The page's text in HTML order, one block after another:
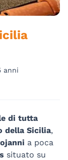
anni
di tutta
della Sicilia,
a poca
situato su